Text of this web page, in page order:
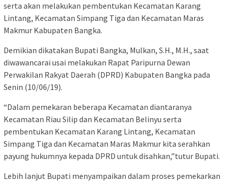
serta akan melakukan pembentukan Kecamatan Karang
Lintang, Kecamatan Simpang Tiga dan Kecamatan Maras
Makmur Kabupaten Bangka.
Demikian dikatakan Bupati Bangka, Mulkan, S.H., M.H., saat
diwawancarai usai melakukan Rapat Paripurna Dewan
Perwakilan Rakyat Daerah (DPRD) Kabupaten Bangka pada
Senin (10/06/19).
“Dalam pemekaran beberapa Kecamatan diantaranya
Kecamatan Riau Silip dan Kecamatan Belinyu serta
pembentukan Kecamatan Karang Lintang, Kecamatan
Simpang Tiga dan Kecamatan Maras Makmur kita serahkan
payung hukumnya kepada DPRD untuk disahkan,”tutur Bupati.
Lebih lanjut Bupati menyampaikan dalam proses pemekarkan